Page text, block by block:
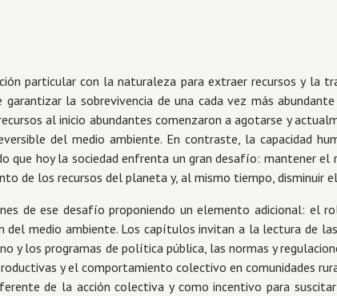
particular con la naturaleza para extraer recursos y la
la sobrevivencia de una cada vez más
al inicio abundantes comenzaron a agotarse y
del medio ambiente. En contraste, la capacidad
que hoy la sociedad enfrenta un gran desafío: mantener
de los recursos del planeta y, al mismo tiempo, disminuir
de ese desafío proponiendo un elemento adicional: el
medio ambiente. Los capítulos invitan a la lectura de
y los programas de política pública, las normas y
y el comportamiento colectivo en comunidades
de la acción colectiva y como incentivo para